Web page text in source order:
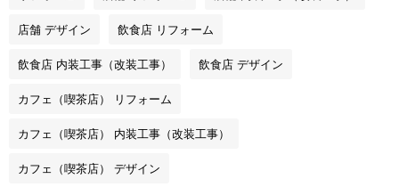
店舗 デザイン 飲食店 リフォーム
飲食店 内装工事（改装工事） 飲食店 デザイン
カフェ（喫茶店） リフォーム
カフェ（喫茶店） 内装工事（改装工事）
カフェ（喫茶店） デザイン